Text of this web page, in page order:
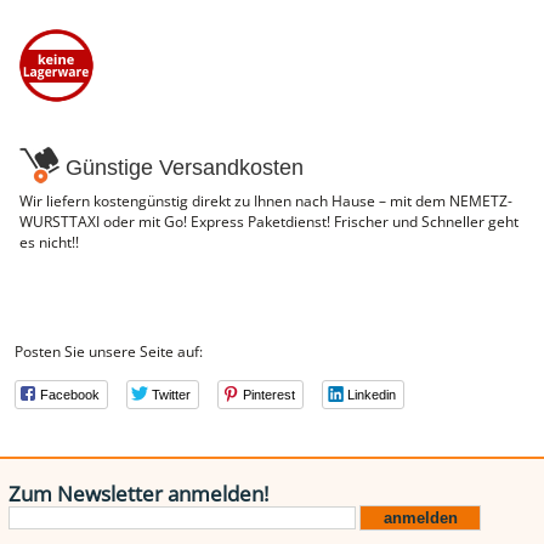
NEMETZ-DOGS
Hundefutter
nass
trocken
Katzenfutter
Gutschein kaufen
Günstige Versandkosten
Wir liefern kostengünstig direkt zu Ihnen nach Hause – mit dem NEMETZ-
WURSTTAXI oder mit Go! Express Paketdienst! Frischer und Schneller geht
es nicht!!
Posten Sie unsere Seite auf:
Facebook Twitter Pinterest Linkedin
Zum Newsletter anmelden!